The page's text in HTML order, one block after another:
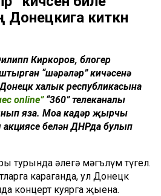
киткән
Киркоров, блогер
“шәрәләр” кичәсенә
халык республикасына
online”“360” телеканалы
яза. Моңа кадәр җырчы
белән ДНРда булып
турында әлегә мәгълүм түгел.
караганда, ул Донецк
концерт куярга җыена.